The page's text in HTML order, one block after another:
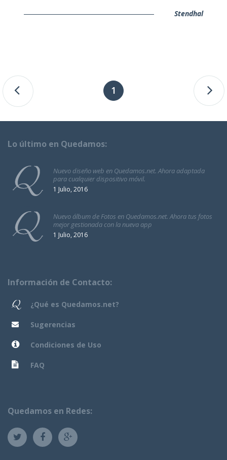
Stendhal
1
Lo último en Quedamos:
Nuevo diseño web en Quedamos.net. Ahora adaptada
para cualquier dispositivo móvil.
1 Julio, 2016
Nuevo álbum de Fotos en Quedamos.net. Ahora tus fotos
mejor gestionada con la nueva app
1 Julio, 2016
Información de Contacto:
¿Qué es Quedamos.net?
Sugerencias
Condiciones de Uso
FAQ
Quedamos en Redes: